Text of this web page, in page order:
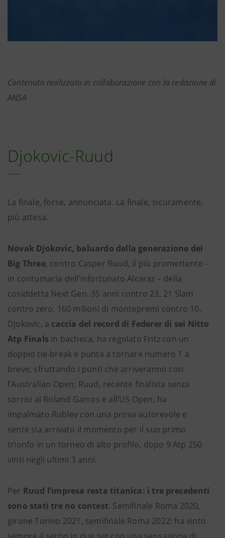
Contenuto realizzato in collaborazione con la redazione di
ANSA
Djokovic-Ruud
La finale, forse, annunciata. La finale, sicuramente,
più attesa.
Novak Djokovic, baluardo della generazione dei
Big Three, contro Casper Ruud, il più promettente -
in contumacia dell’infortunato Alcaraz – della
cosiddetta Next Gen. 35 anni contro 23, 21 Slam
contro zero, 160 milioni di montepremi contro 10.
Djokovic, a caccia del record di Federer di sei Nitto
Atp Finals in bacheca, ha regolato Fritz con un
doppio tie-break e punta a tornare numero 1 a
breve, sfruttando i punti che arriveranno con
l’Australian Open; Ruud, recente finalista senza
sorrisi al Roland Garros e all’US Open, ha
impalmato Rublev con una prova autorevole e
sente sia arrivato il momento per il suo primo
trionfo in un torneo di alto profilo, dopo 9 Atp 250
vinti negli ultimi 3 anni.
Per Ruud l’impresa resta titanica: i tre precedenti
sono stati tre no contest. Semifinale Roma 2020,
girone Torino 2021, semifinale Roma 2022: ha vinto